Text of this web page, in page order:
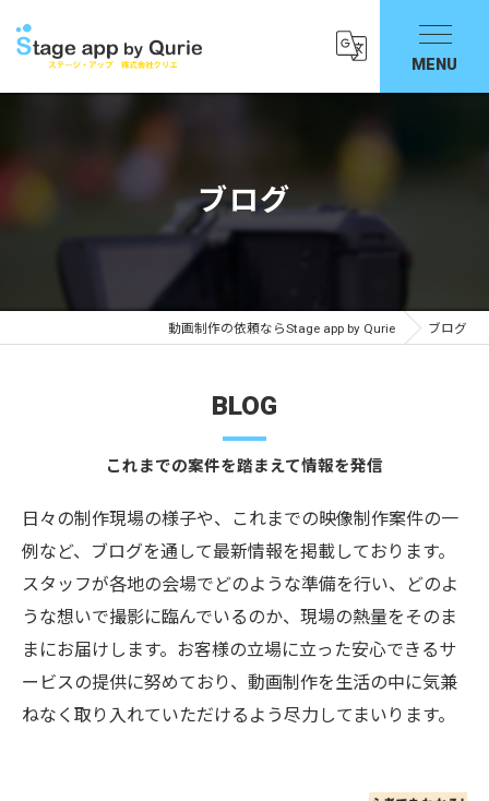
ブログ
動画制作の依頼ならStage app by Qurie ブログ
BLOG
これまでの案件を踏まえて情報を発信
日々の制作現場の様子や、これまでの映像制作案件の一
例など、ブログを通して最新情報を掲載しております。
スタッフが各地の会場でどのような準備を行い、どのよ
うな想いで撮影に臨んでいるのか、現場の熱量をそのま
まにお届けします。お客様の立場に立った安心できるサ
ービスの提供に努めており、動画制作を生活の中に気兼
ねなく取り入れていただけるよう尽力してまいります。